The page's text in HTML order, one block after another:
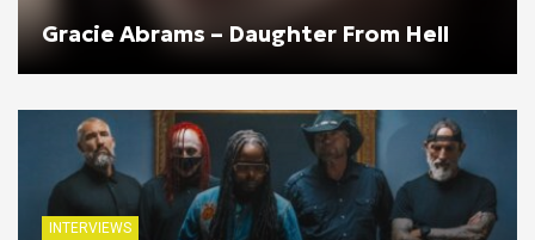
Gracie Abrams – Daughter From Hell
INTERVIEWS